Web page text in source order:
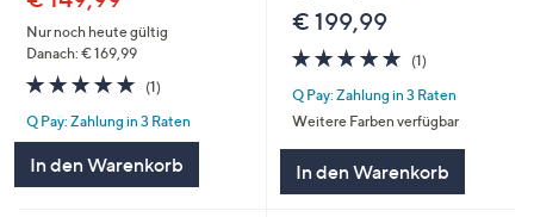
Nur noch heute gültig
Danach: € 169,99
5.0
von
5
(1)
Q Pay: Zahlung in 3 Raten
In den Warenkorb
€ 199,99
5.0
von
5
(1)
Q Pay: Zahlung in 3 Raten
Weitere Farben verfügbar
In den Warenkorb